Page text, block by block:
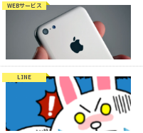
WEBサービス
LINE